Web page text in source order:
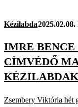
Kézilabda2025.02.08.
IMRE
CÍMVÉDŐ
Zsembery Viktória hét